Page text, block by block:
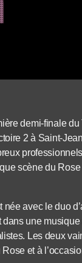
demi-finale
2 à Saint-
scène du
née avec le duo
une
Les deux
et à